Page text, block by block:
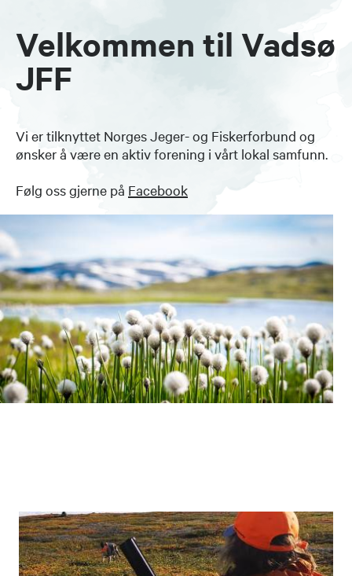
Velkommen til Vadsø
JFF
Vi er tilknyttet Norges Jeger- og Fiskerforbund og
ønsker å være en aktiv forening i vårt lokal samfunn.
Følg oss gjerne på Facebook